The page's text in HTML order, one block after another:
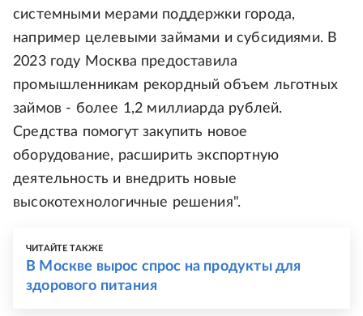
системными мерами поддержки города,
например целевыми займами и субсидиями. В
2023 году Москва предоставила
промышленникам рекордный объем льготных
займов - более 1,2 миллиарда рублей.
Средства помогут закупить новое
оборудование, расширить экспортную
деятельность и внедрить новые
высокотехнологичные решения".
ЧИТАЙТЕ ТАКЖЕ
В Москве вырос спрос на продукты для
здорового питания